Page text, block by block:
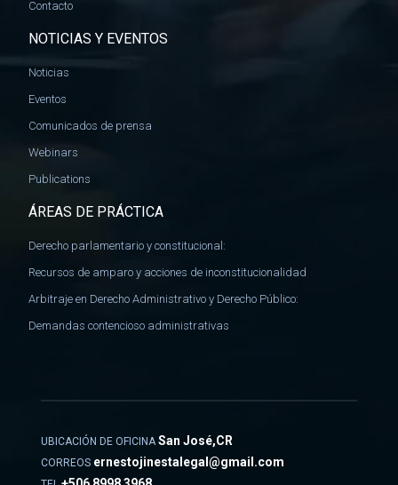
Contacto
NOTICIAS Y EVENTOS
Noticias
Eventos
Comunicados de prensa
Webinars
Publications
ÁREAS DE PRÁCTICA
Derecho parlamentario y constitucional:
Recursos de amparo y acciones de inconstitucionalidad
Arbitraje en Derecho Administrativo y Derecho Público:
Demandas contencioso administrativas
UBICACIÓN DE OFICINASan José,CR
CORREOS ernestojinestalegal@gmail.com